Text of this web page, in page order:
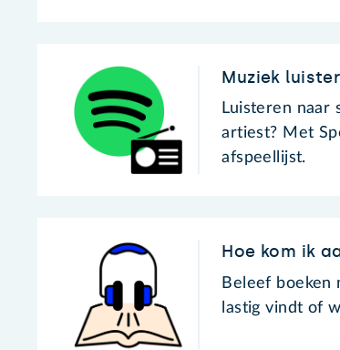
Muziek
Luisteren naar
artiest? Met
afspeellijst.
Hoe kom ik
Beleef boeken
lastig vindt of